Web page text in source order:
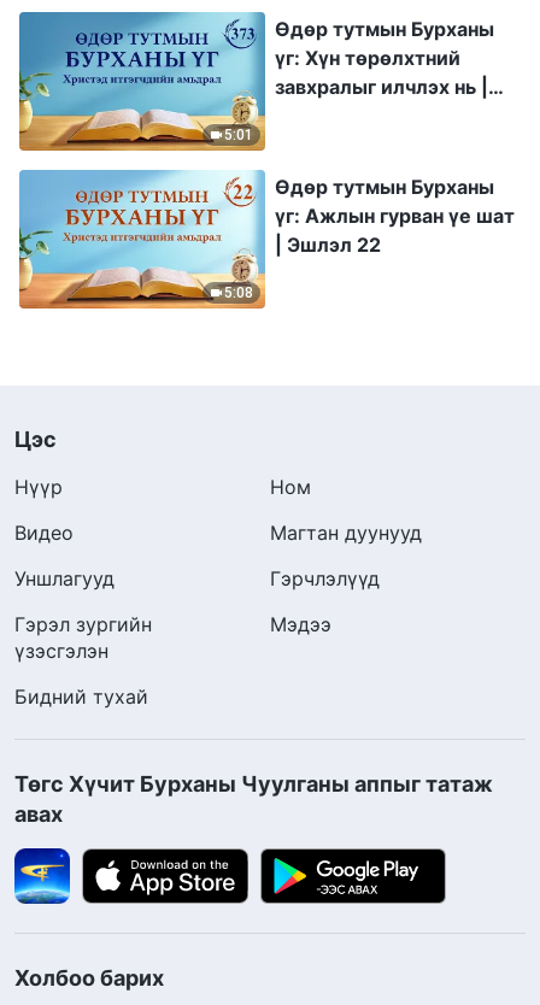
5:01
Өдөр тутмын Бурханы
үг: Хүн төрөлхтний
завхралыг илчлэх нь |
5:08
Өдөр тутмын Бурханы
үг: Ажлын гурван үе шат
| Эшлэл 22
Цэс
Нүүр
Ном
Видео
Магтан дуунууд
Уншлагууд
Гэрчлэлүүд
Гэрэл зургийн
үзэсгэлэн
Мэдээ
Бидний тухай
Төгс Хүчит Бурханы Чуулганы аппыг татаж
авах
Холбоо барих